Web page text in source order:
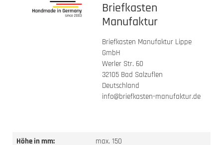
Briefkasten
Manufaktur
Briefkasten Manufaktur Lippe
GmbH
Werler Str. 60
32105 Bad Salzuflen
Deutschland
info@briefkasten-manufaktur.de
Höhe in mm: max. 150